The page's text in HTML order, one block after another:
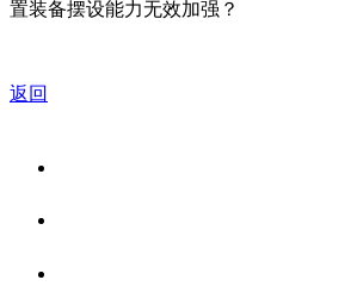
置装备摆设能力无效加强？
返回